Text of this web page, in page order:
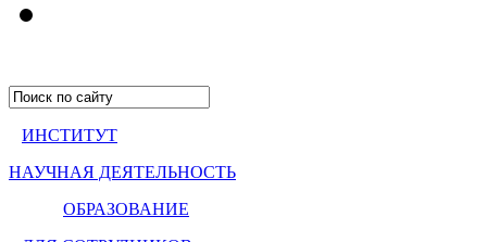
ИНСТИТУТ
НАУЧНАЯ ДЕЯТЕЛЬНОСТЬ
ОБРАЗОВАНИЕ